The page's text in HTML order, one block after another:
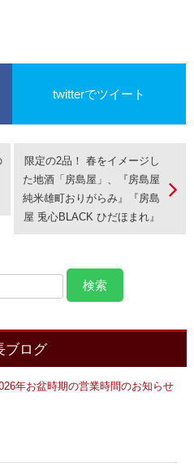
twitterでツイート
限定の2品！ 春をイメージし
た地酒「房島屋」、『房島屋
純米雄町おりがらみ』『房島
屋 兎心BLACK ひだほまれ』
ブログ
年お盆時期の営業時間のお知らせ